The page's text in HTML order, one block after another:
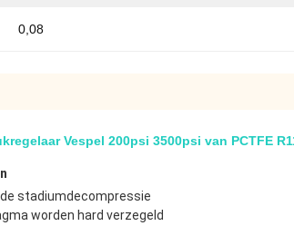
0,08
Vespel 200psi 3500psi van PCTFE
stadiumdecompressie
worden hard verzegeld